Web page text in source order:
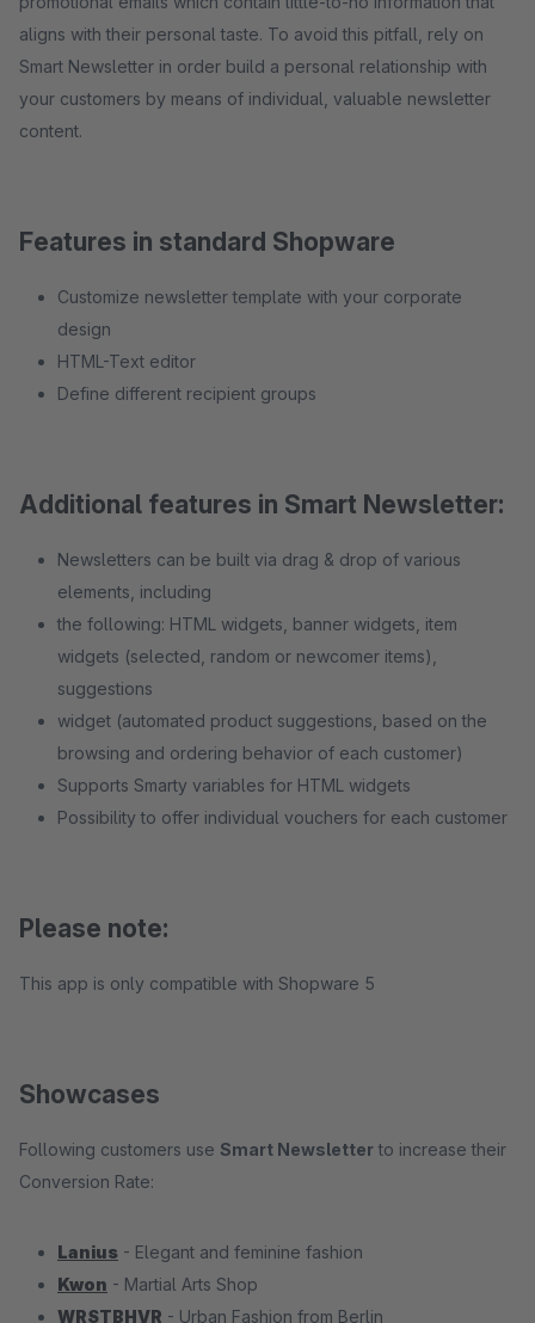
aligns with their personal taste. To avoid this pitfall, rely on
Smart Newsletter in order build a personal relationship with
your customers by means of individual, valuable newsletter
content.
Features in standard Shopware
Customize newsletter template with your corporate
design
HTML-Text editor
Define different recipient groups
Additional features in Smart Newsletter:
Newsletters can be built via drag & drop of various
elements, including
the following: HTML widgets, banner widgets, item
widgets (selected, random or newcomer items),
suggestions
widget (automated product suggestions, based on the
browsing and ordering behavior of each customer)
Supports Smarty variables for HTML widgets
Possibility to offer individual vouchers for each customer
Please note:
This app is only compatible with Shopware 5
Showcases
Following customers use Smart Newsletter to increase their
Conversion Rate:
Lanius - Elegant and feminine fashion
Kwon - Martial Arts Shop
WRSTBHVR - Urban Fashion from Berlin